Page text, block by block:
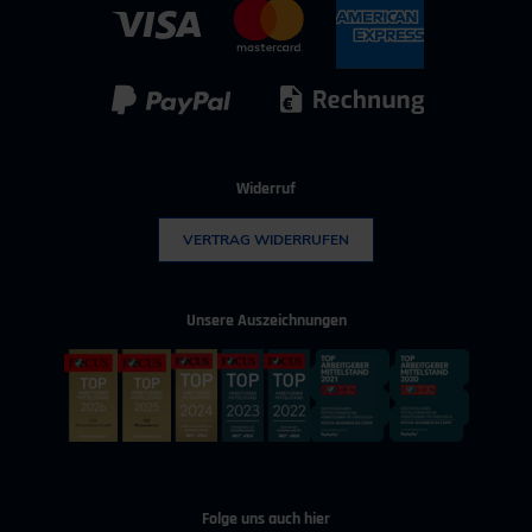
IT & Digitalisierung
Technischer Vertrieb
Widerruf
VERTRAG WIDERRUFEN
Unsere Auszeichnungen
Folge uns auch hier